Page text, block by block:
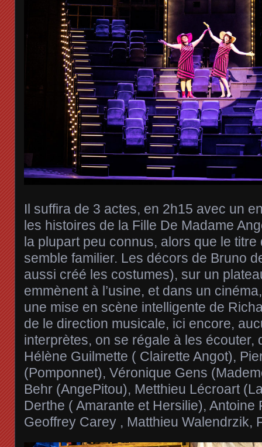
Il suffira de 3 actes, en 2h15 avec un
les histoires de la Fille De Madame
la plupart peu connus, alors que le titre
semble familier. Les décors de Bruno
aussi créé les costumes), sur un
emmènent à l’usine, et dans un
une mise en scène intelligente de
de le direction musicale, ici encore,
interprètes, on se régale à les écouter,
Hélène Guilmette ( Clairette Angot),
(Pomponnet), Véronique Gens
Behr (AngePitou), Metthieu Lécroart
Derthe ( Amarante et Hersilie), Antoine
Geoffrey Carey , Matthieu Walendrzik,